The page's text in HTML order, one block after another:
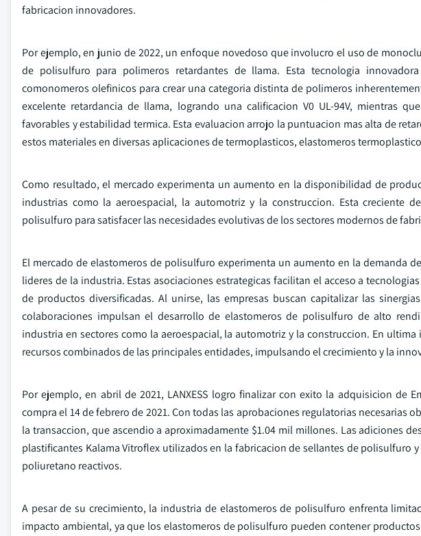
fabricacion innovadores.
Por ejemplo, en junio de 2022, un enfoque novedoso que involucro el uso de
de polisulfuro para polimeros retardantes de llama. Esta tecnologia
comonomeros olefinicos para crear una categoria distinta de polimeros
excelente retardancia de llama, logrando una calificacion V0 UL-94V, mientras
favorables y estabilidad termica. Esta evaluacion arrojo la puntuacion mas alta de
estos materiales en diversas aplicaciones de termoplasticos, elastomeros
Como resultado, el mercado experimenta un aumento en la disponibilidad de
industrias como la aeroespacial, la automotriz y la construccion. Esta creciente
polisulfuro para satisfacer las necesidades evolutivas de los sectores modernos de
El mercado de elastomeros de polisulfuro experimenta un aumento en la demanda
lideres de la industria. Estas asociaciones estrategicas facilitan el acceso a
de productos diversificadas. Al unirse, las empresas buscan capitalizar las
colaboraciones impulsan el desarrollo de elastomeros de polisulfuro de alto
industria en sectores como la aeroespacial, la automotriz y la construccion. En
recursos combinados de las principales entidades, impulsando el crecimiento y la
Por ejemplo, en abril de 2021, LANXESS logro finalizar con exito la adquisicion de
compra el 14 de febrero de 2021. Con todas las aprobaciones regulatorias necesarias
la transaccion, que ascendio a aproximadamente $1.04 mil millones. Las adiciones
plastificantes Kalama Vitroflex utilizados en la fabricacion de sellantes de polisulfuro
poliuretano reactivos.
A pesar de su crecimiento, la industria de elastomeros de polisulfuro enfrenta
impacto ambiental, ya que los elastomeros de polisulfuro pueden contener